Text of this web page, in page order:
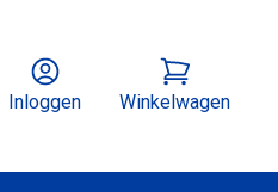
Inloggen Winkelwagen